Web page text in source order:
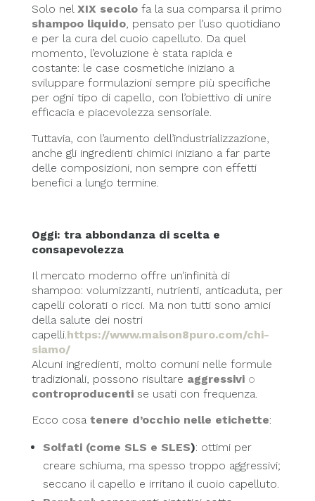
Solo nel XIX secolofa la sua comparsa il primo
shampoo liquido, pensato per l’uso quotidiano
e per la cura del cuoio capelluto. Da quel
momento, l’evoluzione è stata rapida e
costante: le case cosmetiche iniziano a
sviluppare formulazioni sempre più specifiche
per ogni tipo di capello, con l’obiettivo di unire
efficacia e piacevolezza sensoriale.
Tuttavia, con l’aumento dell’industrializzazione,
anche gli ingredienti chimici iniziano a far parte
delle composizioni, non sempre con effetti
benefici a lungo termine.
Oggi: tra abbondanza di scelta e
consapevolezza
Il mercato moderno offre un’infinità di
shampoo: volumizzanti, nutrienti, anticaduta, per
capelli colorati o ricci. Ma non tutti sono amici
della salute dei nostri
capelli. https://www.maison8puro.com/chi-
siamo/
Alcuni ingredienti, molto comuni nelle formule
tradizionali, possono risultare aggressivio
controproducentise usati con frequenza.
Ecco cosa tenere d’occhio nelle etichette:
Solfati (come SLS e SLES): ottimi per
creare schiuma, ma spesso troppo aggressivi;
seccano il capello e irritano il cuoio capelluto.